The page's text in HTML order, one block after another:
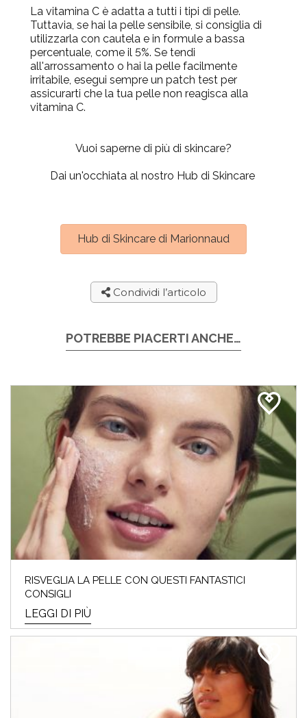
La vitamina C è adatta a tutti i tipi di pelle.
Tuttavia, se hai la pelle sensibile, si consiglia di
utilizzarla con cautela e in formule a bassa
percentuale, come il 5%. Se tendi
all'arrossamento o hai la pelle facilmente
irritabile, esegui sempre un patch test per
assicurarti che la tua pelle non reagisca alla
vitamina C.
Vuoi saperne di più di skincare?
Dai un'occhiata al nostro Hub di Skincare
Hub di Skincare di Marionnaud
Condividi l’articolo
POTREBBE PIACERTI ANCHE…
RISVEGLIA LA PELLE CON QUESTI FANTASTICI
CONSIGLI
LEGGI DI PIÙ